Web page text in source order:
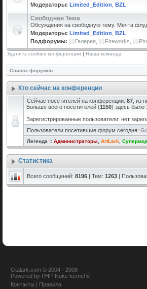
Модераторы: Limited_Edition BZL
Свободная Тема
Обсуждения на свободную тему. Мечта
Модераторы: Limited_Edition BZL
Подфорумы:
Галерея Fireworks
Удалить cookies конференции | Наша команда
Список форумов
Кто сейчас на конференции
Сейчас посетителей на конференции: 87 , из
Больше всего посетителей (1150) здесь было
Зарегистрированные пользователи: нет
Пользователи посетившие форум сегодня:
Легенда :: Администраторы ArtLark
Статистика
Всего сообщений: 8196 | Тем: 1263 |
Gtalark.com © 2004 - 2008
Powered by PHP-Nuke kernel ©
Контакты | Правила